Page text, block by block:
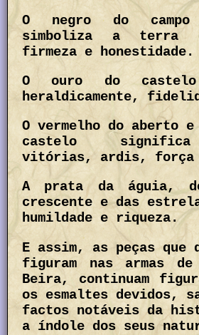
O negro do campo
simboliza a terra
firmeza e honestidade.
O ouro do
heraldicamente,
O vermelho do aberto
castelo
vitórias, ardis, força
A prata da águia,
crescente e das
humildade e riqueza.
E assim, as peças que
figuram nas armas
Beira, continuam
os esmaltes devidos,
factos notáveis da
a índole dos seus